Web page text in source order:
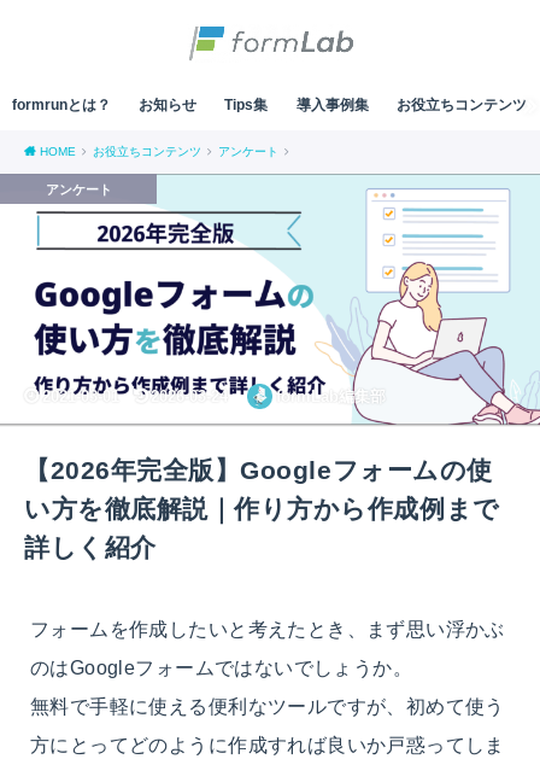
formrunとは？ お知らせ Tips集 導入事例集 お役立ちコンテンツ
HOME お役立ちコンテンツ アンケート
【2026年完全版】Googleフォームの使
い方を徹底解説｜作り方から作成例まで
詳しく紹介
2021-03-01 2026-03-24 formLab編集部
アンケート
フォームを作成したいと考えたとき、まず思い浮かぶ
のはGoogleフォームではないでしょうか。
無料で手軽に使える便利なツールですが、初めて使う
方にとってどのように作成すれば良いか戸惑ってしま